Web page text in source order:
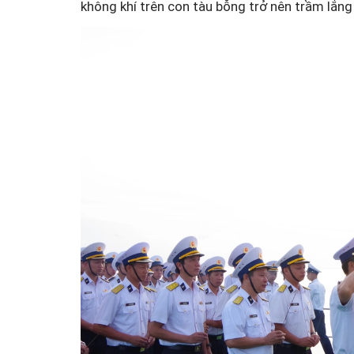
không khí trên con tàu bỗng trở nên trầm